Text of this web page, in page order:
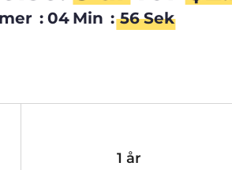
: 04 Min : 55 Sek
1 år